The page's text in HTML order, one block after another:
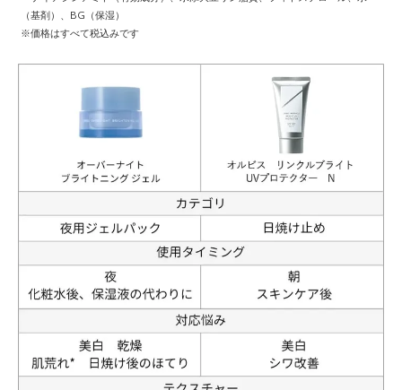
（基剤）、BG（保湿）
※価格はすべて税込みです